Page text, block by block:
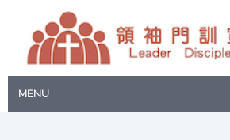
MENU